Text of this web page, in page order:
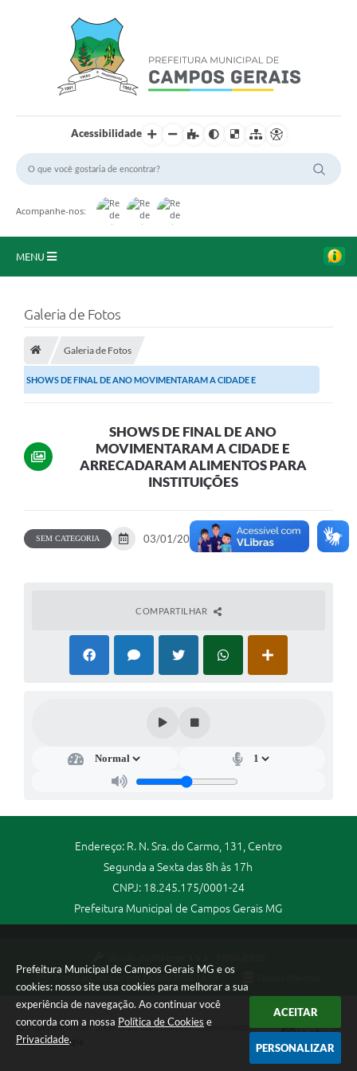
Prefeitura Municipal de Campos Gerais MG e os
cookies: nosso site usa cookies para melhorar a sua
experiência de navegação. Ao continuar você
concorda com a nossa Política de Cookies e
Privacidade.
ACEITAR
PERSONALIZAR
Acessibilidade
Acompanhe-nos:
MENU
O Município
A Prefeitura
Portal da Transparência
Mais
Galeria de Fotos
Galeria de Fotos
SHOWS DE FINAL DE ANO MOVIMENTARAM A CIDADE E
SHOWS DE FINAL DE ANO
MOVIMENTARAM A CIDADE E
ARRECADARAM ALIMENTOS PARA
INSTITUIÇÕES
SEM CATEGORIA 03/01/2020 2 fotos
COMPARTILHAR
Endereço: R. N. Sra. do Carmo, 131, Centro
Segunda a Sexta das 8h às 17h
CNPJ: 18.245.175/0001-24
Prefeitura Municipal de Campos Gerais MG
Portal atualizado em:
06/08/2026 12:59
Copyright Instar - 2006-2026. Todos os direitos reservados -
Instar Tecnologia